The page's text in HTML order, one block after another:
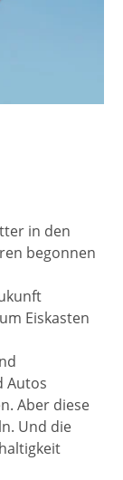
in den
begonnen
Eiskasten
Autos
Aber diese
Und die